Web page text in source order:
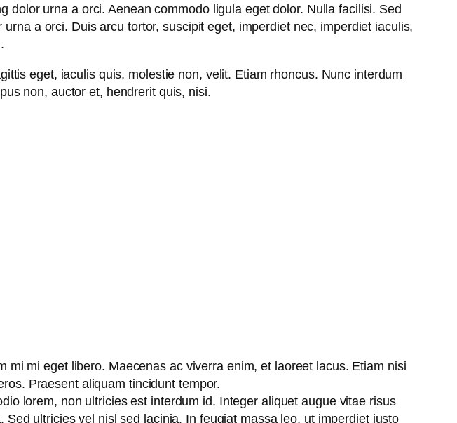
urna a orci. Aenean commodo ligula eget dolor. Nulla facilisi. Sed
a orci. Duis arcu tortor, suscipit eget, imperdiet nec, imperdiet iaculis,
eget, iaculis quis, molestie non, velit. Etiam rhoncus. Nunc interdum
non, auctor et, hendrerit quis, nisi.
mi eget libero. Maecenas ac viverra enim, et laoreet lacus. Etiam nisi
Praesent aliquam tincidunt tempor.
lorem, non ultricies est interdum id. Integer aliquet augue vitae risus
ultricies vel nisl sed lacinia. In feugiat massa leo, ut imperdiet justo